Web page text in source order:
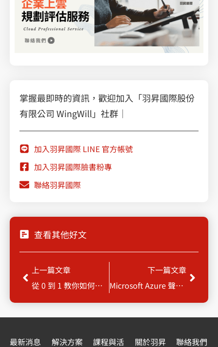
掌握最即時的資訊，歡迎加入「羽昇國際股份
有限公司 WingWill」社群｜
加入羽昇國際 LINE 官方帳號
加入羽昇國際臉書粉專
聯絡羽昇國際
查看其他好文
上一頁
上一篇文章
從 0 到 1 教你如何用 AI 進行瑕疵檢測 – Vertex AI
下一篇文章
Microsoft Azure 聲音合成服務 (自訂神經語音 TTS)
下一
最新消息
解決方案
課程與活
關於羽昇
聯絡我們